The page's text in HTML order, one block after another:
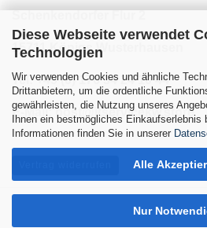
Diese Webseite verwendet
Technologien
Wir verwenden Cookies und ähnliche
Drittanbietern, um die ordentliche
gewährleisten, die Nutzung unseres
Ihnen ein bestmögliches Einkaufserlebnis
Informationen finden Sie in unserer
Alle
Nur
15711 Königs Wusterhausen
Tel: +49 (0) 176 34 24 10 44
E-Mail: post@itservicekw.store